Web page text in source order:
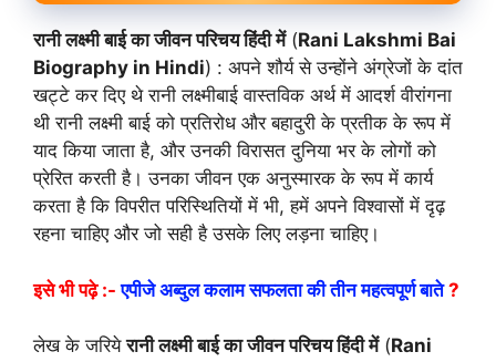
रानी लक्ष्मी बाई का जीवन परिचय हिंदी में(Rani Lakshmi Bai
Biography in Hindi) : अपने शौर्य से उन्होंने अंग्रेजों के दांत
खट्टे कर दिए थे रानी लक्ष्मीबाई वास्तविक अर्थ में आदर्श वीरांगना
थी रानी लक्ष्मी बाई को प्रतिरोध और बहादुरी के प्रतीक के रूप में
याद किया जाता है, और उनकी विरासत दुनिया भर के लोगों को
प्रेरित करती है। उनका जीवन एक अनुस्मारक के रूप में कार्य
करता है कि विपरीत परिस्थितियों में भी, हमें अपने विश्वासों में दृढ़
रहना चाहिए और जो सही है उसके लिए लड़ना चाहिए।
इसे भी पढ़े :-एपीजे अब्दुल कलाम सफलता की तीन महत्वपूर्ण बाते?
लेख के जरियेरानी लक्ष्मी बाई का जीवन परिचय हिंदी में(Rani